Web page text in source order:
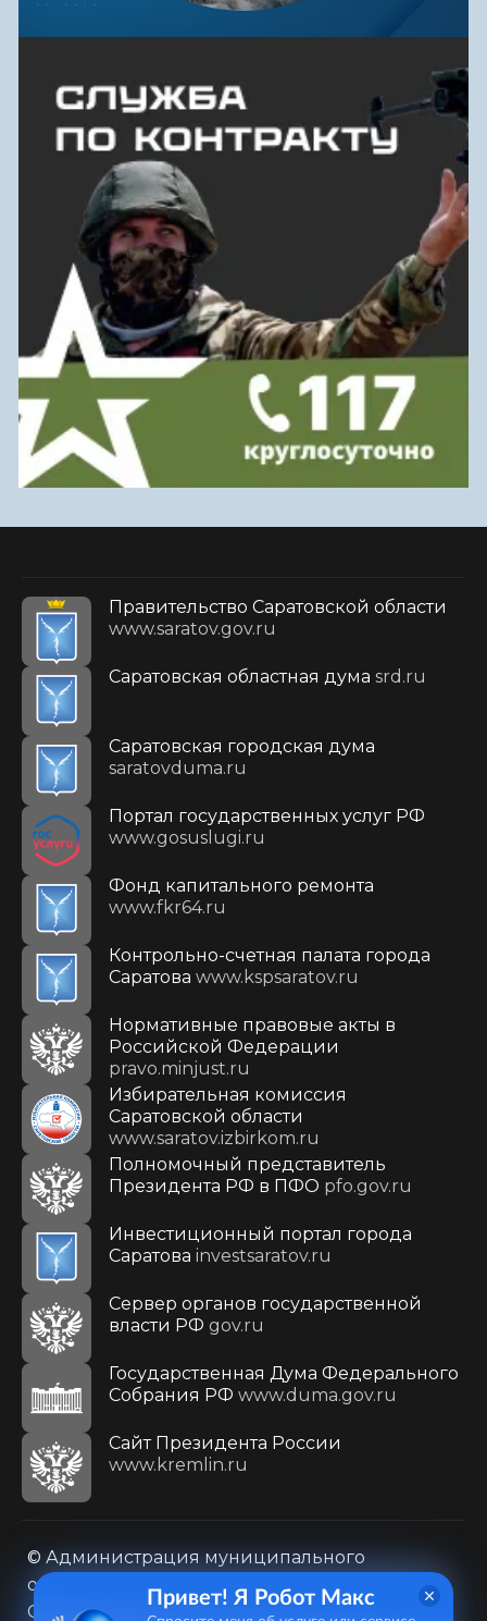
Правительство Саратовской области
www.saratov.gov.ru
Саратовская областная дума srd.ru
Саратовская городская дума
saratovduma.ru
Портал государственных услуг РФ
www.gosuslugi.ru
Фонд капитального ремонта
www.fkr64.ru
Контрольно-счетная палата города
Саратова www.kspsaratov.ru
Нормативные правовые акты в
Российской Федерации
pravo.minjust.ru
Избирательная комиссия
Саратовской области
www.saratov.izbirkom.ru
Полномочный представитель
Президента РФ в ПФО pfo.gov.ru
Инвестиционный портал города
Саратова investsaratov.ru
Сервер органов государственной
власти РФ gov.ru
Государственная Дума Федерального
Собрания РФ www.duma.gov.ru
Cайт Президента России
www.kremlin.ru
© Администрация муниципального
образования городского округа «Город
Саратов»
Привет! Я Робот Макс